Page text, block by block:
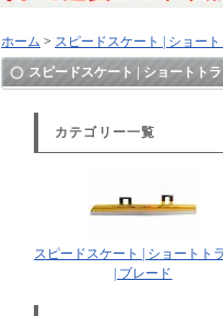
ホーム > スピードスケート | ショー
スピードスケート | ショートト
カテゴリー一覧
スピードスケート | ショートト
| ブレード